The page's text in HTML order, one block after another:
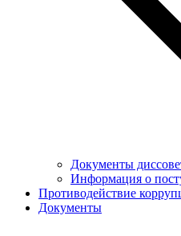
Документы
Информация о
Противодействие
Документы